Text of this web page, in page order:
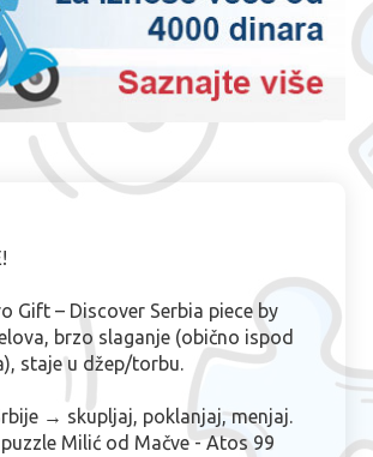
Gift – Discover Serbia piece by
brzo slaganje (obično ispod
staje u džep/torbu.
→ skupljaj, poklanjaj, menjaj.
Milić od Mačve - Atos 99